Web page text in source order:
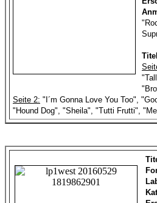
Seite 2: "I´m Gonna Love You Too",
"Hound Dog", "Sheila", "Tutti Frutti",